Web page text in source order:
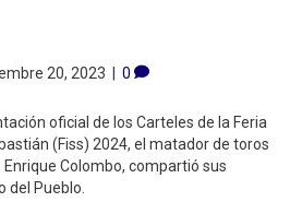
20, 2023 | 0
oficial de los Carteles de la Feria
(Fiss) 2024, el matador de toros
Colombo, compartió sus
del Pueblo.